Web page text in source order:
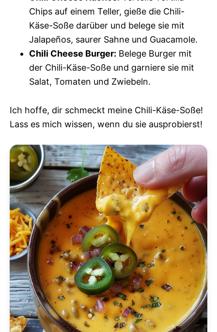
Chips auf einem Teller, gieße die Chili-
Käse-Soße darüber und belege sie mit
Jalapeños, saurer Sahne und Guacamole.
Chili Cheese Burger: Belege Burger mit
der Chili-Käse-Soße und garniere sie mit
Salat, Tomaten und Zwiebeln.
Ich hoffe, dir schmeckt meine Chili-Käse-Soße!
Lass es mich wissen, wenn du sie ausprobierst!